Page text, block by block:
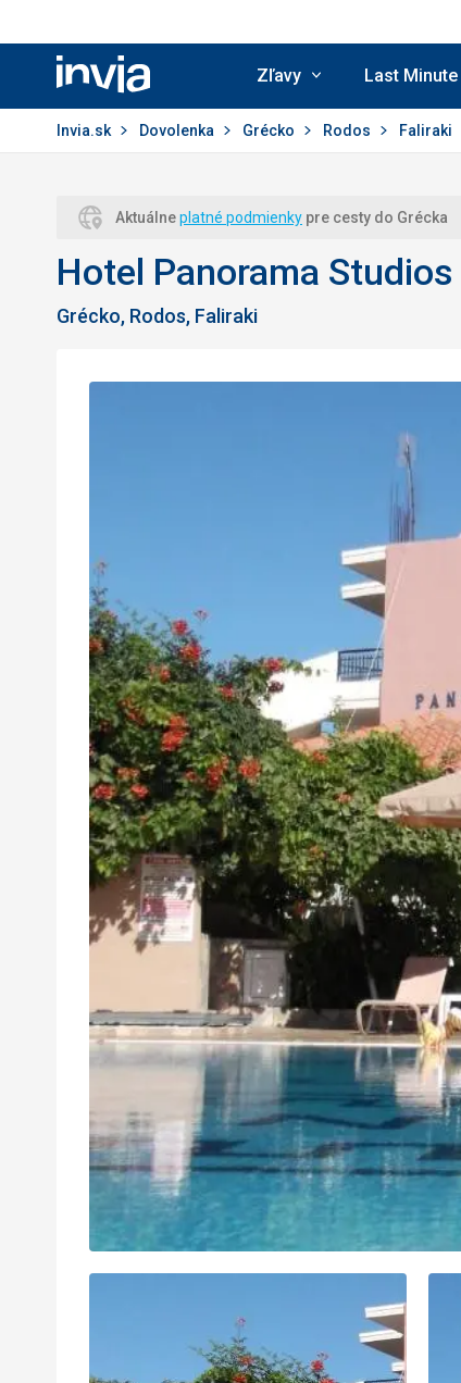
Invia.sk
Zľavy Last Minute
Invia.sk Dovolenka Grécko Rodos Faliraki
Aktuálneplatné podmienky pre cesty do Grécka
Hotel Panorama Studios
Grécko, Rodos, Faliraki